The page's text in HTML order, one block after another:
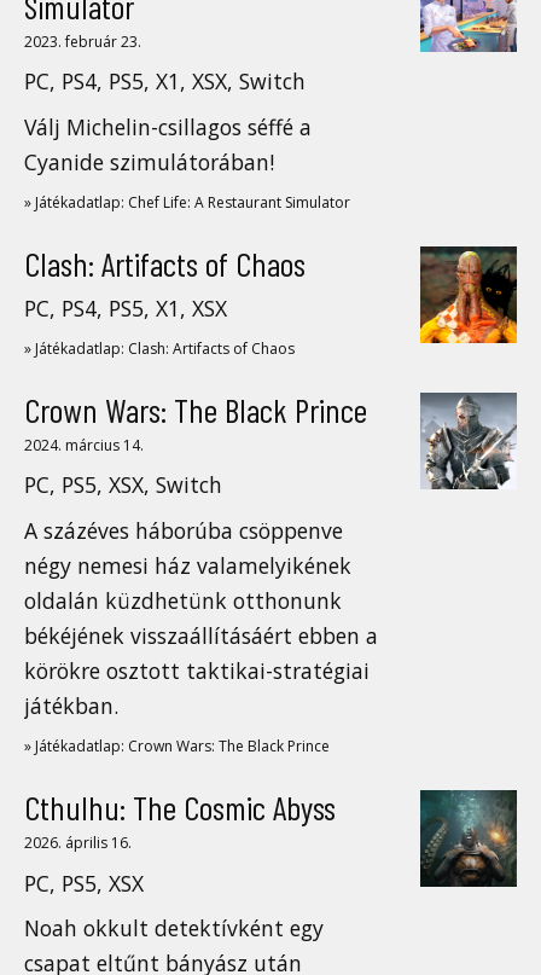
2023. február 23.
PC, PS4, PS5, X1, XSX, Switch
Válj Michelin-csillagos séffé a
Cyanide szimulátorában!
» Játékadatlap: Chef Life: A Restaurant Simulator
Clash: Artifacts of Chaos
PC, PS4, PS5, X1, XSX
» Játékadatlap: Clash: Artifacts of Chaos
Crown Wars: The Black Prince
2024. március 14.
PC, PS5, XSX, Switch
A százéves háborúba csöppenve
négy nemesi ház valamelyikének
oldalán küzdhetünk otthonunk
békéjének visszaállításáért ebben a
körökre osztott taktikai-stratégiai
játékban.
» Játékadatlap: Crown Wars: The Black Prince
Cthulhu: The Cosmic Abyss
2026. április 16.
PC, PS5, XSX
Noah okkult detektívként egy
csapat eltűnt bányász után